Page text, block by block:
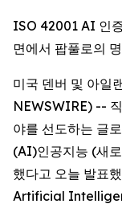
ISO 42001 AI 인
면에서 팝풀로의
미국 덴버 및 아일
NEWSWIRE) --
야를 선도하는 글
(AI)인공지능 (새
했다고 오늘 발표
Artificial